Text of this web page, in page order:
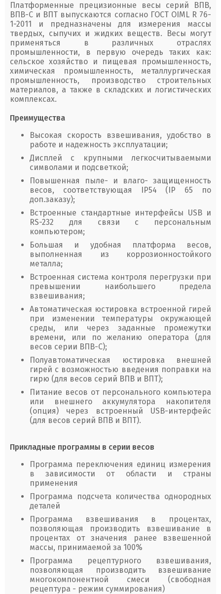
Платформенные прецизионные весы серий ВПВ,
ВПВ-С и ВПТ выпускаются согласно ГОСТ OIML R 76-
1-2011 и предназначены для измерения массы
твердых, сыпучих и жидких веществ. Весы могут
применяться в различных отраслях
промышленности, в первую очередь таких как:
сельское хозяйство и пищевая промышленность,
химическая промышленность, металлургическая
промышленность, производство строительных
материалов, а также в складских и логистических
комплексах.
Преимущества
Высокая скорость взвешивания, удобство в
работе и надежность эксплуатации;
Дисплей с крупными легкосчитываемыми
символами и подсветкой;
Повышенная пыле- и влаго- защищенность
весов, соответствующая IP54 (IP 65 по
доп.заказу);
Встроенные стандартные интерфейсы USB и
RS-232 для связи с персональным
компьютером;
Большая и удобная платформа весов,
выполненная из коррозионностойкого
металла;
Встроенная система контроля перегрузки при
превышении наибольшего предела
взвешивания;
Автоматическая юстировка встроенной гирей
при изменении температуры окружающей
среды, или через заданные промежутки
времени, или по желанию оператора (для
весов серии ВПВ-С);
Полуавтоматическая юстировка внешней
гирей с возможностью введения поправки на
гирю (для весов серий ВПВ и ВПТ);
Питание весов от персонального компьютера
или внешнего аккумулятора накопителя
(опция) через встроенный USB-интерфейс
(для весов серий ВПВ и ВПТ).
Прикладные программы в серии весов
Программа переключения единиц измерения
в зависимости от области и страны
применения
Программа подсчета количества однородных
деталей
Программа взвешивания в процентах,
позволяющая производить взвешивание в
процентах от значения ранее взвешенной
массы, принимаемой за 100%
Программа рецептурного взвешивания,
позволяющая производить взвешивание
многокомпонентной смеси (свободная
рецептура - режим суммирования)